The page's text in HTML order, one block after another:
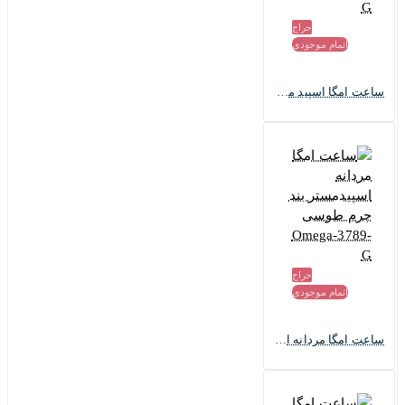
مثل AAAیا مستر کپی یا هایکوالیتی که همه اینها یعنی ساعت هایکپی
درجه یک است و کاملا مشابه و منطبق برنمونه اورجینالش ساخته شده
است و کسی که تخصصی در ضمینه ساعت ندارد، نمی تواند تشخیص دهد
که این ساعت اورجیناله یا هایکپی.
مقاله مرتبط:ساعت هایکپی
تاریخچه مختصر کمپانی امگا :
حراج
اتمام موجودی
ساعت امگا اسپید مستر مردانه آبی Omega-3405-G
حراج
اتمام موجودی
ساعت امگا مردانه اسپیدمستر بند چرم طوسی Omega-3789-G